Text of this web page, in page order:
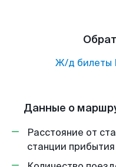
Ж/д билеты
Данные о
Расстояние от
станции